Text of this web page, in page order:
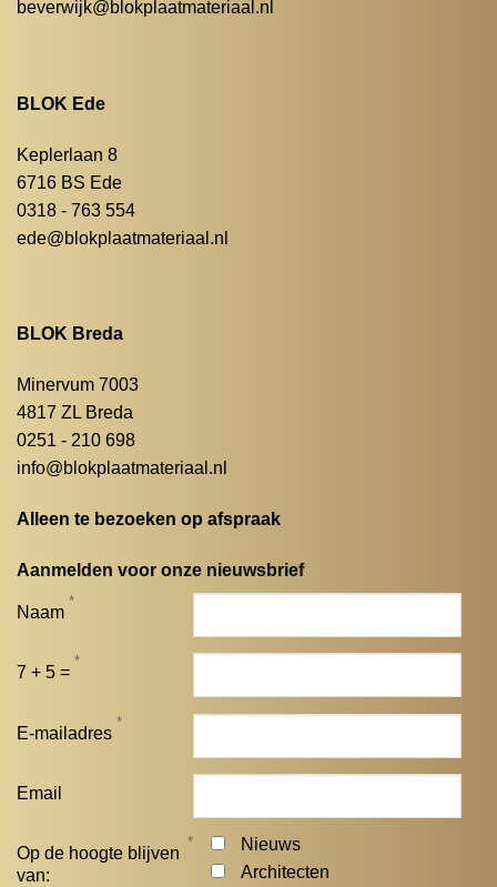
beverwijk@blokplaatmateriaal.nl
BLOK Ede
Keplerlaan 8
6716 BS Ede
0318 - 763 554
ede@blokplaatmateriaal.nl
BLOK Breda
Minervum 7003
4817 ZL Breda
0251 - 210 698
info@blokplaatmateriaal.nl
Alleen te bezoeken op afspraak
Aanmelden voor onze nieuwsbrief
Naam
*
7 + 5 =
*
E-mailadres
*
Email
Op de hoogte blijven
van:
*
Nieuws
Architecten